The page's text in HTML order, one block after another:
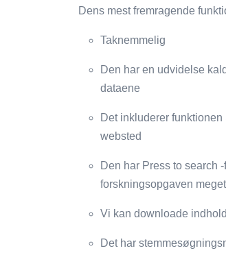
Dens mest fremragende
Taknemmelig
Den har en udvidelse
dataene
Det inkluderer
websted
Den har Press to search
forskningsopgaven
Vi kan downloade
Det har